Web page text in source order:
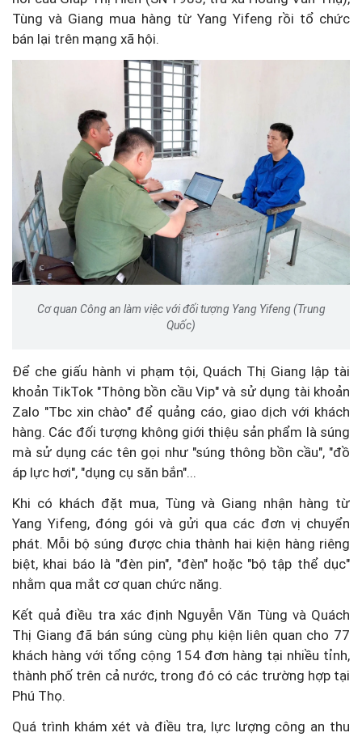
Tùng và Giang mua hàng từ Yang Yifeng rồi tổ chức
bán lại trên mạng xã hội.
Cơ quan Công an làm việc với đối tượng Yang Yifeng (Trung
Quốc)
Để che giấu hành vi phạm tội, Quách Thị Giang lập tài
khoản TikTok "Thông bồn cầu Vip" và sử dụng tài khoản
Zalo "Tbc xin chào" để quảng cáo, giao dịch với khách
hàng. Các đối tượng không giới thiệu sản phẩm là súng
mà sử dụng các tên gọi như "súng thông bồn cầu", "đồ
áp lực hơi", "dụng cụ săn bắn"...
Khi có khách đặt mua, Tùng và Giang nhận hàng từ
Yang Yifeng, đóng gói và gửi qua các đơn vị chuyển
phát. Mỗi bộ súng được chia thành hai kiện hàng riêng
biệt, khai báo là "đèn pin", "đèn" hoặc "bộ tập thể dục"
nhằm qua mắt cơ quan chức năng.
Kết quả điều tra xác định Nguyễn Văn Tùng và Quách
Thị Giang đã bán súng cùng phụ kiện liên quan cho 77
khách hàng với tổng cộng 154 đơn hàng tại nhiều tỉnh,
thành phố trên cả nước, trong đó có các trường hợp tại
Phú Thọ.
Quá trình khám xét và điều tra, lực lượng công an thu